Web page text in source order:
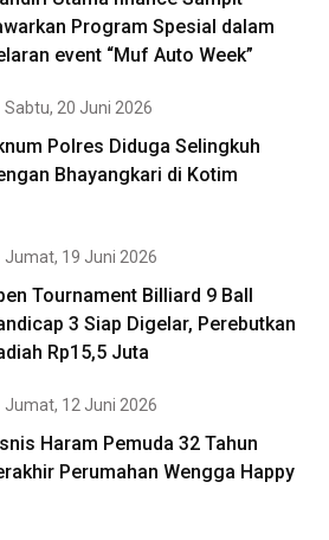
Program Spesial dalam
event “Muf Auto Week”
Sabtu, 20 Juni 2026
Polres Diduga Selingkuh
Bhayangkari di Kotim
Jumat, 19 Juni 2026
Tournament Billiard 9 Ball
3 Siap Digelar, Perebutkan
Rp15,5 Juta
Jumat, 12 Juni 2026
Haram Pemuda 32 Tahun
Perumahan Wengga Happy